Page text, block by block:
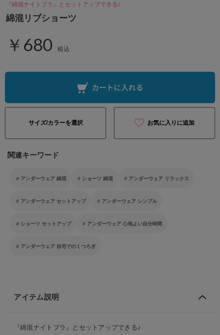
『綿混ナイトブラ』とセットアップできる♪
綿混リブショーツ
￥680 税込
サイズ/カラーを選択 お気に入りに追加
関連キーワード
アンダーウェア 綿混 ショーツ 綿混 アンダーウェア リラックス
アンダーウェア セットアップ アンダーウェア シンプル
ショーツ セットアップ アンダーウェア 心地よい自分時間
アンダーウェア 自宅でのくつろぎ
アイテム説明
『綿混ナイトブラ』とセットアップできる♪